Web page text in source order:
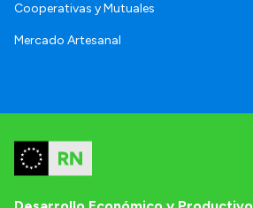
Cooperativas y Mutuales
Mercado Artesanal